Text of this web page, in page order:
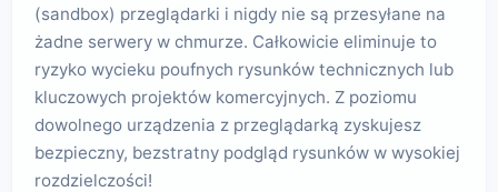
(sandbox) przeglądarki i nigdy nie są przesyłane na
żadne serwery w chmurze. Całkowicie eliminuje to
ryzyko wycieku poufnych rysunków technicznych lub
kluczowych projektów komercyjnych. Z poziomu
dowolnego urządzenia z przeglądarką zyskujesz
bezpieczny, bezstratny podgląd rysunków w wysokiej
rozdzielczości!